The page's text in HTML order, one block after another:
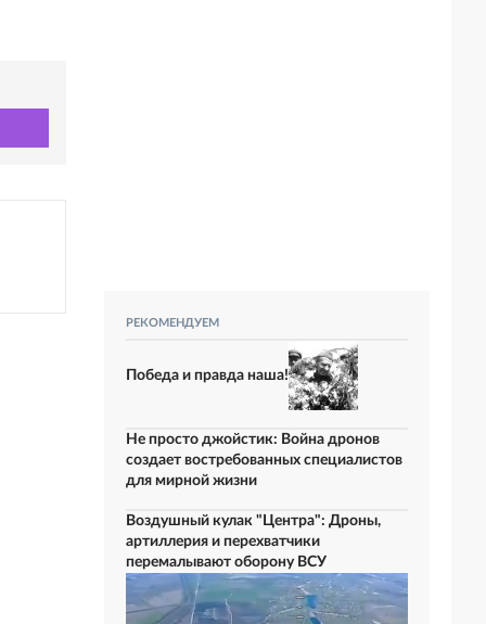
РЕКОМЕНДУЕМ
Победа и правда наша!
Не просто джойстик: Война дронов
создает востребованных специалистов
для мирной жизни
Воздушный кулак "Центра": Дроны,
артиллерия и перехватчики
перемалывают оборону ВСУ